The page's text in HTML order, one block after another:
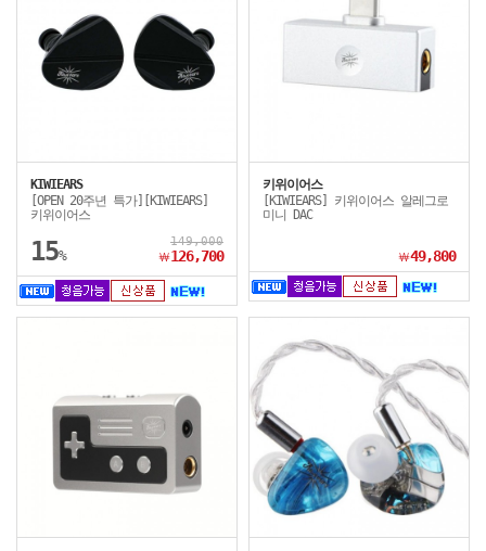
KIWIEARS
[OPEN 20주년 특가][KIWIEARS]
키위이어스
15%
149,000
￦126,700
키위이어스
[KIWIEARS] 키위이어스 알레그로
미니 DAC
￦49,800